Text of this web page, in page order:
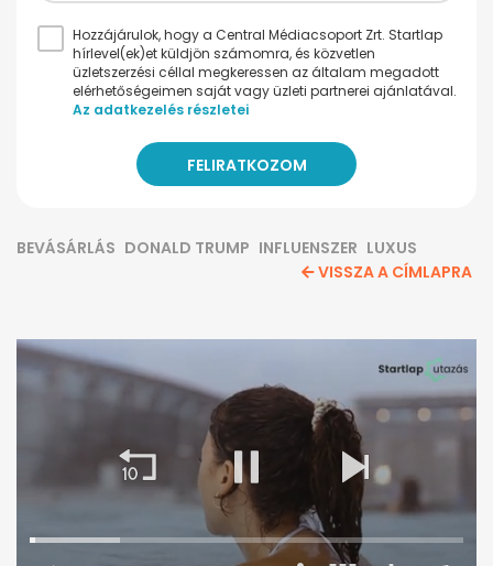
Hozzájárulok, hogy a Central Médiacsoport Zrt. Startlap
hírlevel(ek)et küldjön számomra, és közvetlen
üzletszerzési céllal megkeressen az általam megadott
elérhetőségeimen saját vagy üzleti partnerei ajánlatával.
Az adatkezelés részletei
BEVÁSÁRLÁS DONALD TRUMP INFLUENSZER LUXUS
VISSZA A CÍMLAPRA